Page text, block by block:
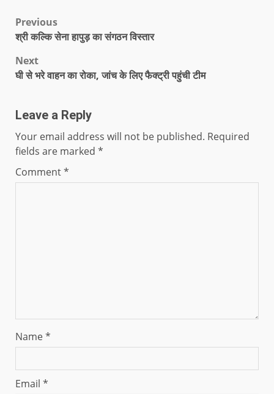
Previous
श्री कल्कि सेना हापुड़ का संगठन विस्तार
Next
घी से भरे वाहन का रोका, जांच के लिए फैक्ट्री पहुंची टीम
Leave a Reply
Your email address will not be published. Required
fields are marked *
Comment*
Name*
Email *